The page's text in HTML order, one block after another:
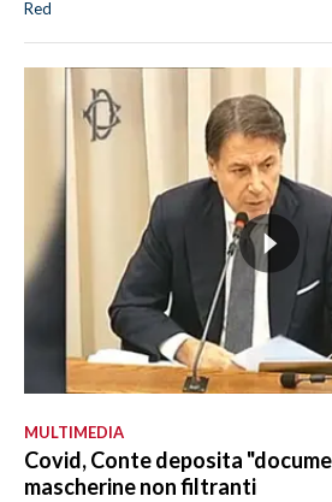
Red
MULTIMEDIA
Covid, Conte deposita
mascherine non filtranti